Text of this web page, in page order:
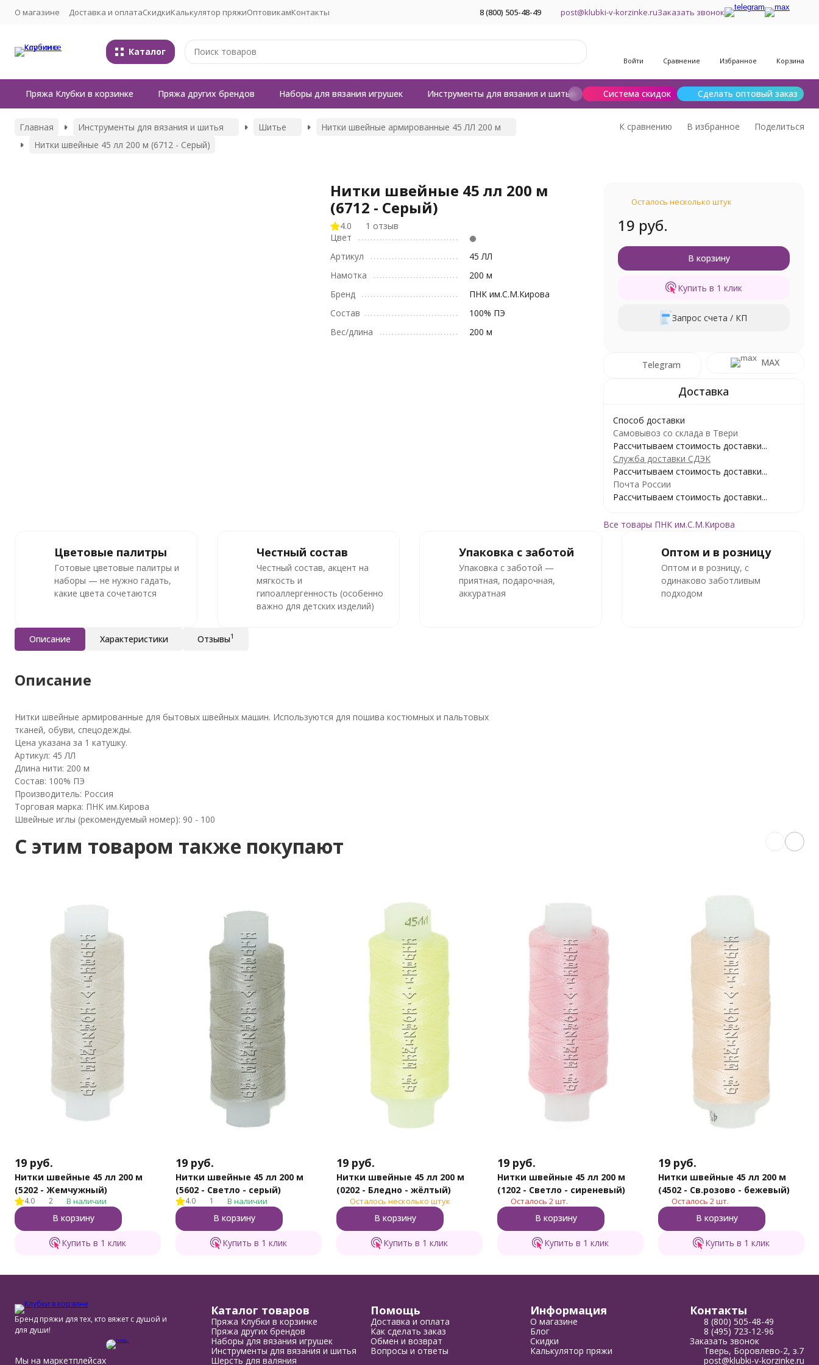
О магазине Доставка и оплатаСкидкиКалькулятор пряжиОптовикамКонтакты 8 (800) 505-48-49 post@klubki-v-korzinke.ruЗаказать звонок
Каталог
Войти Сравнение Избранное Корзина
Система скидок Сделать оптовый заказ
Пряжа Клубки в корзинке Пряжа других брендов Наборы для вязания игрушек Инструменты для вязания и шитья Шерсть для валяния
Главная Инструменты для вязания и шитья Шитье
Нитки швейные армированные 45 ЛЛ 200 м
Нитки швейные 45 лл 200 м (6712 - Серый)
К сравнению В избранное Поделиться
Нитки швейные 45 лл 200 м
(6712 - Серый)
4.0
1 отзыв
Цвет
Артикул
45 ЛЛ
Намотка
200 м
Бренд
ПНК им.С.М.Кирова
Состав
100% ПЭ
Вес/длина
200 м
Осталось несколько штук
19 руб.
В корзину
Купить в 1 клик
Запрос счета / КП
Telegram MAX
Способ доставки
Самовывоз со склада в Твери
Рассчитываем стоимость доставки...
Служба доставки СДЭК
Рассчитываем стоимость доставки...
Почта России
Рассчитываем стоимость доставки...
Все товары ПНК им.С.М.Кирова
Цветовые палитры
Готовые цветовые палитры и
наборы — не нужно гадать,
какие цвета сочетаются
Честный состав
Честный состав, акцент на
мягкость и
гипоаллергенность (особенно
важно для детских изделий)
Упаковка с заботой
Упаковка с заботой —
приятная, подарочная,
аккуратная
Оптом и в розницу
Оптом и в розницу, с
одинаково заботливым
подходом
Описание Характеристики Отзывы1
Описание
Нитки швейные армированные для бытовых швейных машин. Используются для пошива костюмных и пальтовых
тканей, обуви, спецодежды.
Цена указана за 1 катушку.
Артикул: 45 ЛЛ
Длина нити: 200 м
Состав: 100% ПЭ
Производитель: Россия
Торговая марка: ПНК им.Кирова
Швейные иглы (рекомендуемый номер): 90 - 100
C этим товаром также покупают
19 руб.
Нитки швейные 45 лл 200 м
(5202 - Жемчужный)
4.0 2 В наличии
В корзину
Купить в 1 клик
19 руб.
Нитки швейные 45 лл 200 м
(5602 - Светло - серый)
4.0 1 В наличии
В корзину
Купить в 1 клик
19 руб.
Нитки швейные 45 лл 200 м
(0202 - Бледно - жёлтый)
Осталось несколько штук
В корзину
Купить в 1 клик
19 руб.
Нитки швейные 45 лл 200 м
(1202 - Светло - сиреневый)
Осталось 2 шт.
В корзину
Купить в 1 клик
19 руб.
Нитки швейные 45 лл 200 м
(4502 - Св.розово - бежевый)
Осталось 2 шт.
В корзину
Купить в 1 клик
Бренд пряжи для тех, кто вяжет с душой и
для души!
Мы на маркетплейсах
Каталог товаров
Пряжа Клубки в корзинке
Пряжа других брендов
Наборы для вязания игрушек
Инструменты для вязания и шитья
Шерсть для валяния
Помощь
Доставка и оплата
Как сделать заказ
Обмен и возврат
Вопросы и ответы
Информация
О магазине
Блог
Скидки
Калькулятор пряжи
Контакты
8 (800) 505-48-49
8 (495) 723-12-96
Заказать звонок
Тверь, Боровлево-2, з.7
post@klubki-v-korzinke.ru